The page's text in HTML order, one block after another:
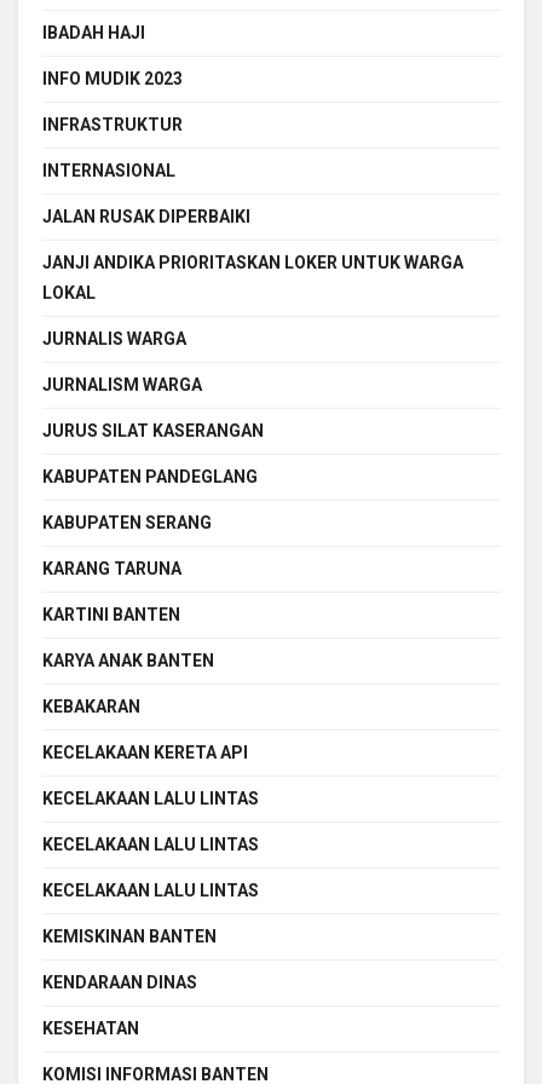
IBADAH HAJI
INFO MUDIK 2023
INFRASTRUKTUR
INTERNASIONAL
JALAN RUSAK DIPERBAIKI
JANJI ANDIKA PRIORITASKAN LOKER UNTUK WARGA
LOKAL
JURNALIS WARGA
JURNALISM WARGA
JURUS SILAT KASERANGAN
KABUPATEN PANDEGLANG
KABUPATEN SERANG
KARANG TARUNA
KARTINI BANTEN
KARYA ANAK BANTEN
KEBAKARAN
KECELAKAAN KERETA API
KECELAKAAN LALU LINTAS
KECELAKAAN LALU LINTAS
KECELAKAAN LALU LINTAS
KEMISKINAN BANTEN
KENDARAAN DINAS
KESEHATAN
KOMISI INFORMASI BANTEN